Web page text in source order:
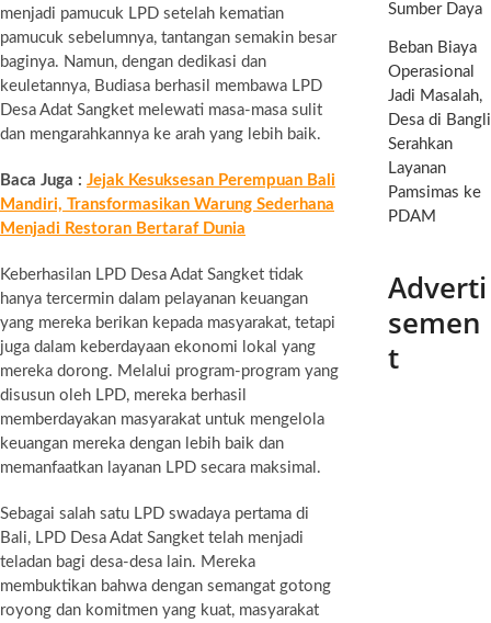
menjadi pamucuk LPD setelah kematian
pamucuk sebelumnya, tantangan semakin besar
baginya. Namun, dengan dedikasi dan
keuletannya, Budiasa berhasil membawa LPD
Desa Adat Sangket melewati masa-masa sulit
dan mengarahkannya ke arah yang lebih baik.
Baca Juga : Jejak Kesuksesan Perempuan Bali
Mandiri, Transformasikan Warung Sederhana
Menjadi Restoran Bertaraf Dunia
Keberhasilan LPD Desa Adat Sangket tidak
hanya tercermin dalam pelayanan keuangan
yang mereka berikan kepada masyarakat, tetapi
juga dalam keberdayaan ekonomi lokal yang
mereka dorong. Melalui program-program yang
disusun oleh LPD, mereka berhasil
memberdayakan masyarakat untuk mengelola
keuangan mereka dengan lebih baik dan
memanfaatkan layanan LPD secara maksimal.
Sebagai salah satu LPD swadaya pertama di
Bali, LPD Desa Adat Sangket telah menjadi
teladan bagi desa-desa lain. Mereka
membuktikan bahwa dengan semangat gotong
royong dan komitmen yang kuat, masyarakat
Sumber Daya
Beban Biaya
Operasional
Jadi Masalah,
Desa di Bangli
Serahkan
Layanan
Pamsimas ke
PDAM
Adverti
semen
t